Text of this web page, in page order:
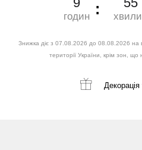
годин
Знижка діє з 07.08.2026 до 08.08.2026 на
території України, крім зон,
Декорація